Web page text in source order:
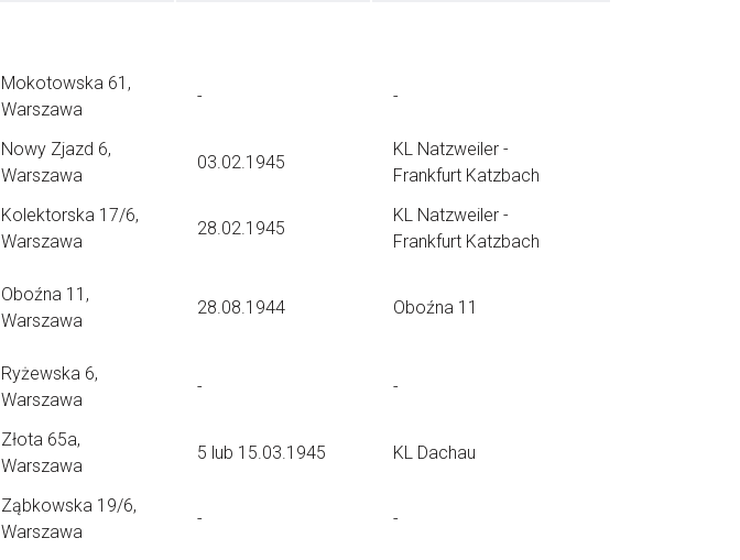
Mokotowska 61,
Warszawa
- -
Nowy Zjazd 6,
Warszawa
03.02.1945
KL Natzweiler -
Frankfurt Katzbach
Kolektorska 17/6,
Warszawa
28.02.1945
KL Natzweiler -
Frankfurt Katzbach
Oboźna 11,
Warszawa
28.08.1944 Oboźna 11
Ryżewska 6,
Warszawa
- -
Złota 65a,
Warszawa
5 lub 15.03.1945 KL Dachau
Ząbkowska 19/6,
Warszawa
- -